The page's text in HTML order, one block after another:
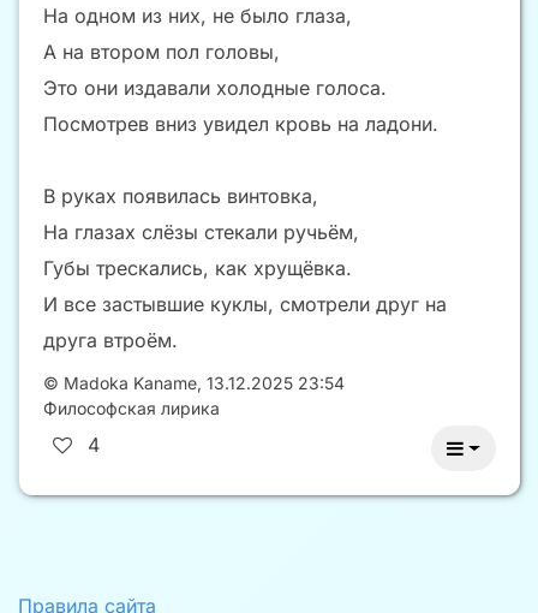
На одном из них, не было глаза,
А на втором пол головы,
Это они издавали холодные голоса.
Посмотрев вниз увидел кровь на ладони.
В руках появилась винтовка,
На глазах слёзы стекали ручьём,
Губы трескались, как хрущёвка.
И все застывшие куклы, смотрели друг на
друга втроём.
© Madoka Kaname, 13.12.2025 23:54
Философская лирика
4
Правила сайта